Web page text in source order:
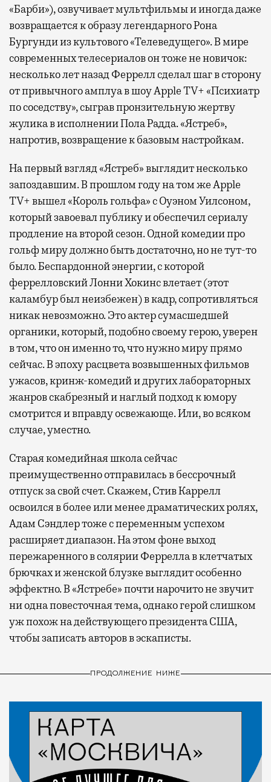
«Барби»), озвучивает мультфильмы и иногда даже
возвращается к образу легендарного Рона
Бургунди из культового «Телеведущего». В мире
современных телесериалов он тоже не новичок:
несколько лет назад Феррелл сделал шаг в сторону
от привычного амплуа в шоу Apple TV+ «Психиатр
по соседству», сыграв пронзительную жертву
жулика в исполнении Пола Радда. «Ястреб»,
напротив, возвращение к базовым настройкам.
На первый взгляд «Ястреб» выглядит несколько
запоздавшим. В прошлом году на том же Apple
TV+ вышел «Король гольфа» с Оуэном Уилсоном,
который завоевал публику и обеспечил сериалу
продление на второй сезон. Одной комедии про
гольф миру должно быть достаточно, но не тут-то
было. Беспардонной энергии, с которой
феррелловский Лонни Хокинс влетает (этот
каламбур был неизбежен) в кадр, сопротивляться
никак невозможно. Это актер сумасшедшей
органики, который, подобно своему герою, уверен
в том, что он именно то, что нужно миру прямо
сейчас. В эпоху расцвета возвышенных фильмов
ужасов, кринж-комедий и других лабораторных
жанров скабрезный и наглый подход к юмору
смотрится и вправду освежающе. Или, во всяком
случае, уместно.
Старая комедийная школа сейчас
преимущественно отправилась в бессрочный
отпуск за свой счет. Скажем, Стив Каррелл
освоился в более или менее драматических ролях,
Адам Сэндлер тоже с переменным успехом
расширяет диапазон. На этом фоне выход
пережаренного в солярии Феррелла в клетчатых
брючках и женской блузке выглядит особенно
эффектно. В «Ястребе» почти нарочито не звучит
ни одна повесточная тема, однако герой слишком
уж похож на действующего президента США,
чтобы записать авторов в эскаписты.
ПРОДОЛЖЕНИЕ НИЖЕ